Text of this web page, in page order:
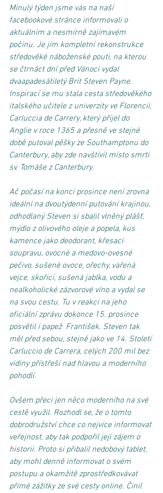
Minulý týden jsme vás na naší
facebookové stránce informovali o
aktuálním a nesmírně zajímavém
počinu. Je jím kompletní rekonstrukce
středověké náboženské pouti, na kterou
se čtrnáct dní před Vánoci vydal
dvaapadesátiletý Brit Steven Payne.
Inspirací se mu stala cesta středověkého
italského učitele z univerzity ve Florencii,
Carluccia de Carrery, který přijel do
Anglie v roce 1365 a přesně ve stejné
době putoval pěšky ze Southamptonu do
Canterbury, aby zde navštívil místo smrti
sv. Tomáše z Canterbury.
Ač počasí na konci prosince není zrovna
ideální na dvoutýdenní putování krajinou,
odhodlaný Steven si sbalil vlněný plášť,
mýdlo z olivového oleje a popela, kus
kamence jako deodorant, křesací
soupravu, ovocné a medovo-ovesné
pečivo, sušené ovoce, ořechy, vařená
vejce, skořici, sušená jablka, vodu a
nealkoholické zázvorové víno a vydal se
na svou cestu. Tu v reakci na jeho
oficiální zprávu dokonce 15. prosince
posvětil i papež  František. Steven tak
měl před sebou, stejně jako ve 14. Století
Carluccio de Carrera, celých 200 mil bez
vidiny přístřeší nad hlavou a moderního
pohodlí.
Ovšem přeci jen něco moderního na své
cestě využil. Rozhodl se, že o tomto
dobrodružství chce co nejvíce informovat
veřejnost, aby tak podpořil její zájem o
historii. Proto si přibalil nedobový tablet,
aby mohl denně informovat o svém
postupu a okamžitě zprostředkovávat
přímé zážitky ze své cesty online. Činil